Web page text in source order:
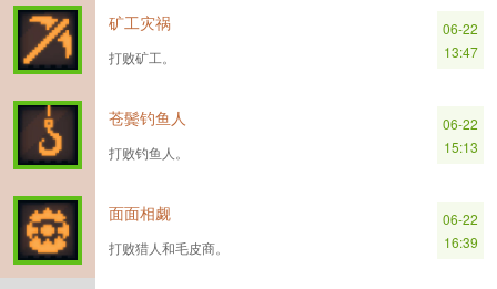
矿工灾祸
打败矿工。
06-22
13:47
苍鬓钓鱼人
打败钓鱼人。
06-22
15:13
面面相觑
打败猎人和毛皮商。
06-22
16:39